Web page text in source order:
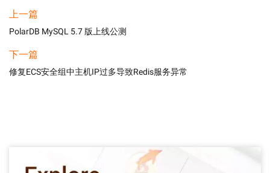
上一篇
PolarDB MySQL 5.7 版上线公测
下一篇
修复ECS安全组中主机IP过多导致Redis服务异常